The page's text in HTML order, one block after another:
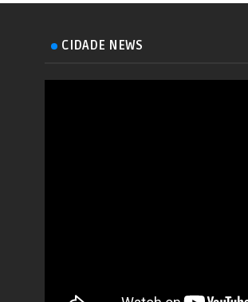
CIDADE NEWS